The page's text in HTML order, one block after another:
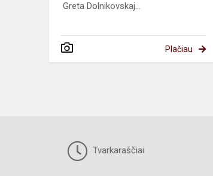
Greta Dolnikovskaj...
Plačiau
Tvarkaraščiai